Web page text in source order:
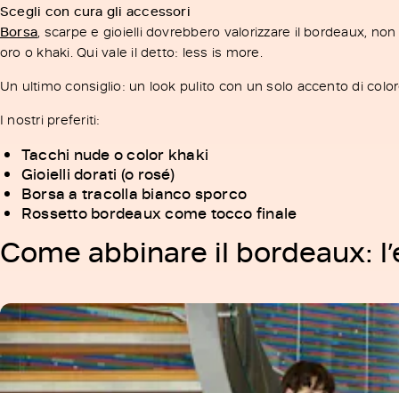
Scegli con cura gli accessori
Borsa , scarpe e gioielli dovrebbero valorizzare il bordeaux,
oro o khaki. Qui vale il detto: less is more.
Un ultimo consiglio: un look pulito con un solo accento di
I nostri preferiti:
Tacchi nude o color khaki
Gioielli dorati (o rosé)
Borsa a tracolla bianco sporco
Rossetto bordeaux come tocco finale
Come abbinare il bordeaux: